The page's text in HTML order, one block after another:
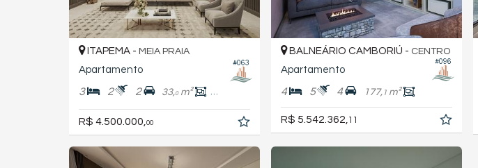
#063
ITAPEMA - MEIA PRAIA
Apartamento
3 2 2 33,0m² 18,
R$ 4.500.000, 00
#096
BALNEÁRIO CAMBORIÚ - CENTRO
Apartamento
4 5 4 177, 1 m²
R$ 5.542.362, 11